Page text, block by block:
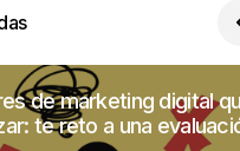
de marketing digital
te reto a una